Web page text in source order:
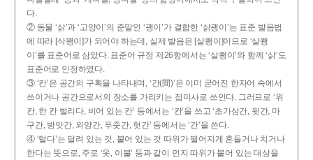
다.
② 동물 ‘삵’과 ‘고양이’의 준말인 ‘괭이’가 결합한 ‘삵괭이’는 표준 발음법
에 따라 [삭꽹이]가 되어야 하는데, 실제 발음은 [살쾡이]이므로 ‘살쾡
이’를 표준어로 삼았다. 표준어 규정 제26항에서는 ‘살쾡이’와 함께 ‘삵’도
표준어로 인정하였다.
③ ‘칸’은 공간의 구획을 나타내며, ‘간(間)’은 이미 굳어진 한자어 속에서
쓰이거나 공간으로서의 장소를 가리키는 접미사로 쓰인다. 그러므로 ‘위
칸, 한 칸 벌리다, 비어 있는 칸’ 등에서는 ‘칸’을 쓰고 ‘초가삼간, 뒷간, 마
구간, 방앗간, 외양간, 푸줏간, 헛간’ 등에서는 ‘간’을 쓴다.
④ ‘털다’는 달려 있는 것, 붙어 있는 것 따위가 떨어지게 흔들거나 치거나
한다는 뜻으로, 주로 ‘옷, 이불’ 등과 같이 먼지 따위가 붙어 있는 대상을